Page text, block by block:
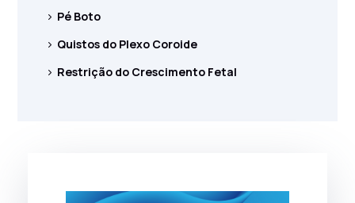
Pé Boto
Quistos do Plexo Coroide
Restrição do Crescimento Fetal